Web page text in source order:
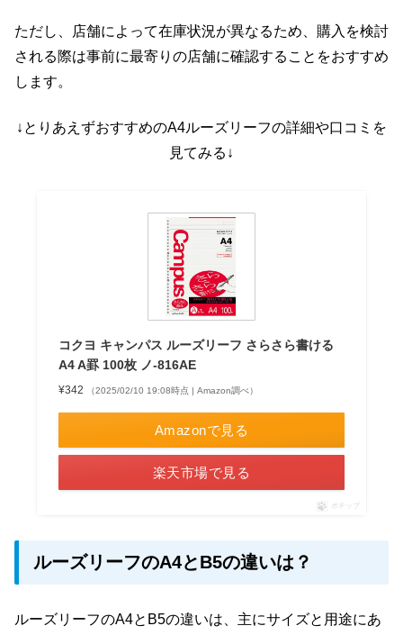
ただし、店舗によって在庫状況が異なるため、購入を検討
される際は事前に最寄りの店舗に確認することをおすすめ
します。
↓とりあえずおすすめのA4ルーズリーフの詳細や口コミを
見てみる↓
コクヨ キャンパス ルーズリーフ さらさら書ける
A4 A罫 100枚 ノ-816AE
¥342 （2025/02/10 19:08時点 | Amazon調べ）
Amazonで見る
楽天市場で見る
ポチップ
ルーズリーフのA4とB5の違いは？
ルーズリーフのA4とB5の違いは、主にサイズと用途にあ